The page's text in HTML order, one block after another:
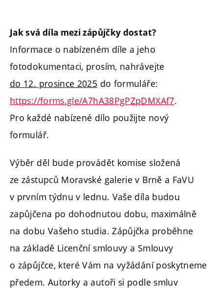
Jak svá díla mezi zápůjčky dostat?
Informace o nabízeném díle a jeho
fotodokumentaci, prosím, nahrávejte
do 12. prosince 2025 do formuláře:
https://forms.gle/A7hA38PgPZpDMXAf7.
Pro každé nabízené dílo použijte nový
formulář.
Výběr děl bude provádět komise složená
ze zástupců Moravské galerie v Brně a FaVU
v prvním týdnu v lednu. Vaše díla budou
zapůjčena po dohodnutou dobu, maximálně
na dobu Vašeho studia. Zápůjčka proběhne
na základě Licenční smlouvy a Smlouvy
o zápůjčce, které Vám na vyžádání poskytneme
předem. Autorky a autoři si podle smluv